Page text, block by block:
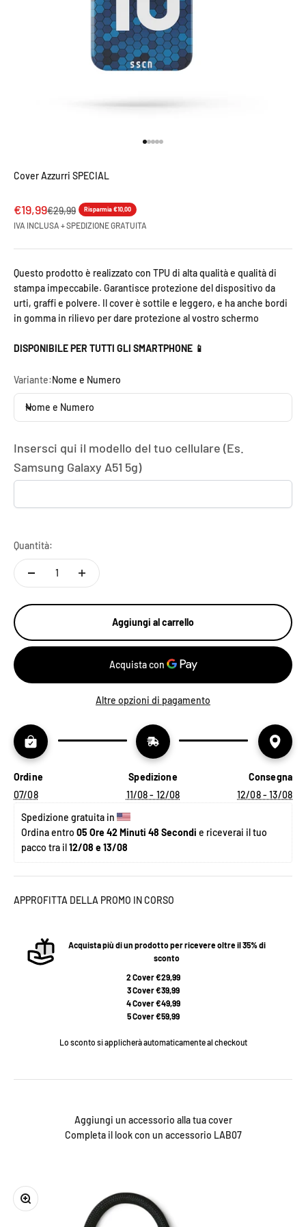
Cover Azzurri SPECIAL
Prezzo scontato
€19,99Prezzo
€29,99 Risparmia €10,00
IVA INCLUSA + SPEDIZIONE GRATUITA
Questo prodotto è realizzato con TPU di alta qualità e qualità di
stampa impeccabile. Garantisce protezione del dispositivo da
urti, graffi e polvere. Il cover è sottile e leggero, e ha anche bordi
in gomma in rilievo per dare protezione al vostro schermo
DISPONIBILE PER TUTTI GLI SMARTPHONE 📱
Variante:Nome e Numero
Nome e Numero
Insersci qui il modello del tuo cellulare (Es.
Samsung Galaxy A51 5g)
Quantità:
Aggiungi al carrello
Altre opzioni di pagamento
Ordine
07/08
Spedizione
11/08 - 12/08
Consegna
12/08 - 13/08
Spedizione gratuita in
Ordina entro 05 Ore 42 Minuti 48 Secondi e riceverai il tuo
pacco tra il 12/08 e 13/08
APPROFITTA DELLA PROMO IN CORSO
Acquista più di un prodotto per ricevere oltre il 35% di
sconto
2 Cover €29,99
3 Cover €39,99
4 Cover €49,99
5 Cover €59,99
Lo sconto si applicherà automaticamente al checkout
Aggiungi un accessorio alla tua cover
Completa il look con un accessorio LAB07
Ingrandisci immagine